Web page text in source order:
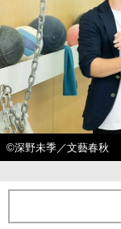
©深野未季／文藝春秋